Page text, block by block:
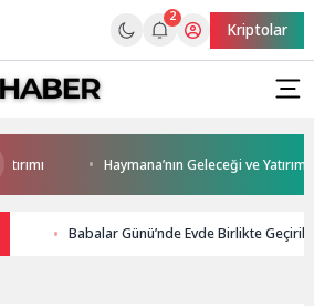
2
Kriptolar
Haymana’nın Geleceği ve Yatırım
Babalar Günü’nde Evde Birlikte